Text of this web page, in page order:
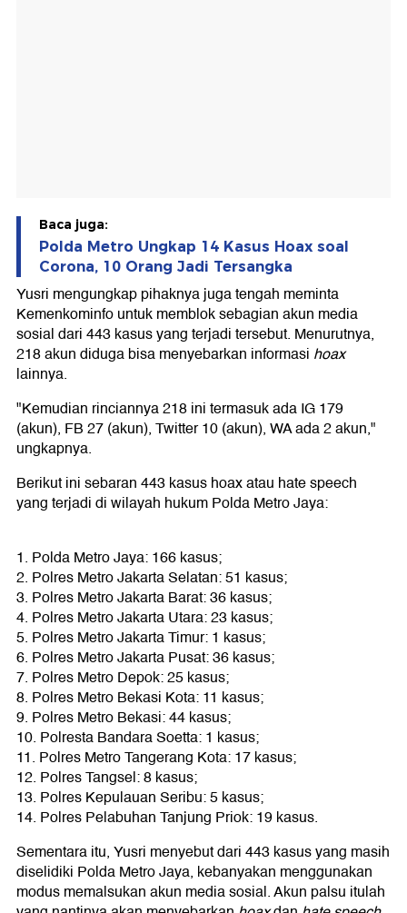
Baca juga:
Polda Metro Ungkap 14 Kasus Hoax soal
Corona, 10 Orang Jadi Tersangka
Yusri mengungkap pihaknya juga tengah meminta
Kemenkominfo untuk memblok sebagian akun media
sosial dari 443 kasus yang terjadi tersebut. Menurutnya,
218 akun diduga bisa menyebarkan informasi hoax
lainnya.
"Kemudian rinciannya 218 ini termasuk ada IG 179
(akun), FB 27 (akun), Twitter 10 (akun), WA ada 2 akun,"
ungkapnya.
Berikut ini sebaran 443 kasus hoax atau hate speech
yang terjadi di wilayah hukum Polda Metro Jaya:
1. Polda Metro Jaya: 166 kasus;
2. Polres Metro Jakarta Selatan: 51 kasus;
3. Polres Metro Jakarta Barat: 36 kasus;
4. Polres Metro Jakarta Utara: 23 kasus;
5. Polres Metro Jakarta Timur: 1 kasus;
6. Polres Metro Jakarta Pusat: 36 kasus;
7. Polres Metro Depok: 25 kasus;
8. Polres Metro Bekasi Kota: 11 kasus;
9. Polres Metro Bekasi: 44 kasus;
10. Polresta Bandara Soetta: 1 kasus;
11. Polres Metro Tangerang Kota: 17 kasus;
12. Polres Tangsel: 8 kasus;
13. Polres Kepulauan Seribu: 5 kasus;
14. Polres Pelabuhan Tanjung Priok: 19 kasus.
Sementara itu, Yusri menyebut dari 443 kasus yang masih
diselidiki Polda Metro Jaya, kebanyakan menggunakan
modus memalsukan akun media sosial. Akun palsu itulah